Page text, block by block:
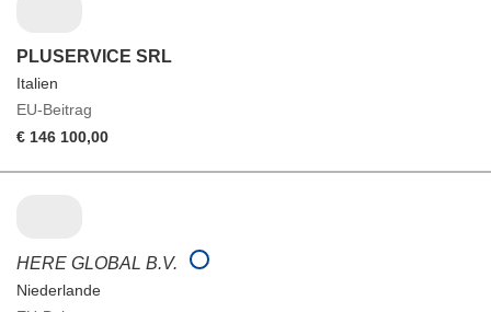
PLUSERVICE SRL
Italien
EU-Beitrag
€ 146 100,00
HERE GLOBAL B.V.
Niederlande